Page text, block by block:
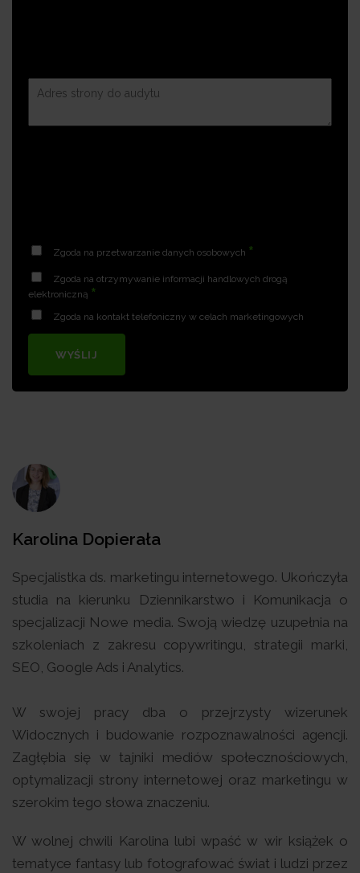
Zgoda na przetwarzanie danych osobowych *
Zgoda na otrzymywanie informacji handlowych drogą
elektroniczną *
Zgoda na kontakt telefoniczny w celach marketingowych
WYŚLIJ
Karolina Dopierała
Specjalistka ds. marketingu internetowego. Ukończyła
studia na kierunku Dziennikarstwo i Komunikacja o
specjalizacji Nowe media. Swoją wiedzę uzupełnia na
szkoleniach z zakresu copywritingu, strategii marki,
SEO, Google Ads i Analytics.
W swojej pracy dba o przejrzysty wizerunek
Widocznych i budowanie rozpoznawalności agencji.
Zagłębia się w tajniki mediów społecznościowych,
optymalizacji strony internetowej oraz marketingu w
szerokim tego słowa znaczeniu.
W wolnej chwili Karolina lubi wpaść w wir książek o
tematyce fantasy lub fotografować świat i ludzi przez